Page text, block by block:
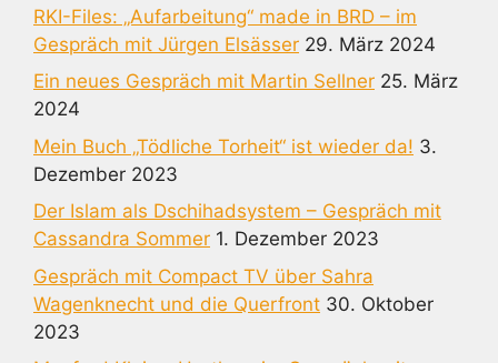
RKI-Files: „Aufarbeitung“ made in BRD – im
Gespräch mit Jürgen Elsässer 29. März 2024
Ein neues Gespräch mit Martin Sellner 25. März
2024
Mein Buch „Tödliche Torheit“ ist wieder da! 3.
Dezember 2023
Der Islam als Dschihadsystem – Gespräch mit
Cassandra Sommer 1. Dezember 2023
Gespräch mit Compact TV über Sahra
Wagenknecht und die Querfront 30. Oktober
2023